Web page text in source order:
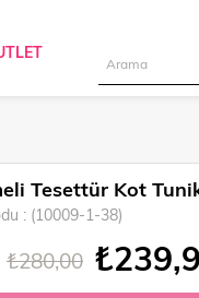
Tesettür Kot
(10009-1-38)
₺280,00